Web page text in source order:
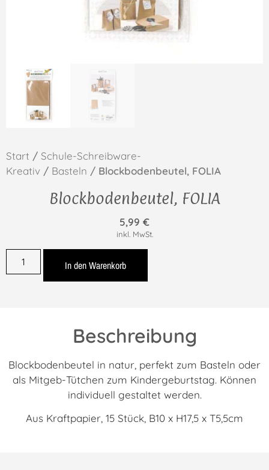
Start / Schule-Schreibware-
Kreativ / Basteln / Blockbodenbeutel, FOLIA
Blockbodenbeutel, FOLIA
5,99 €
inkl. MwSt.
In den Warenkorb
Beschreibung
Blockbodenbeutel in natur, perfekt zum Basteln oder
als Mitgeb-Tütchen zum Kindergeburtstag. Können
individuell gestaltet werden.
Aus Kraftpapier, 15 Stück, B10 x H17,5 x T5,5cm